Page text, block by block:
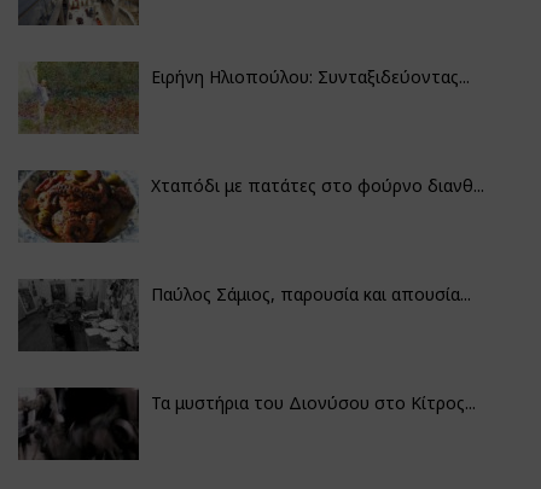
Ειρήνη Ηλιοπούλου: Συνταξιδεύοντας...
Χταπόδι με πατάτες στο φούρνο διανθ...
Παύλος Σάμιος, παρουσία και απουσία...
Τα μυστήρια του Διονύσου στο Κίτρος...